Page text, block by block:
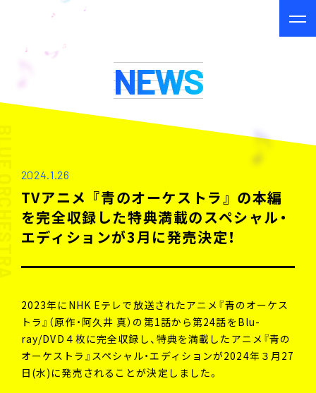
NEWS
2024.1.26
TVアニメ 『青のオーケストラ』 の本編
を完全収録した特典満載のスペシャル・
エディションが3月に発売決定！
2023年にNHK Eテレで放送されたアニメ『青のオーケス
トラ』（原作・阿久井 真）の第1話から第24話をBlu-
ray/DVD４枚に完全収録し、特典を満載したアニメ『青の
オーケストラ』スペシャル・エディションが2024年３月27
日(水)に発売されることが決定しました。